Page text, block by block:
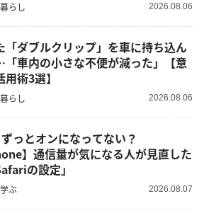
らし 2026.08.06
「ダブルクリップ」を車に持ち込ん
車内の小さな不便が減った」【意
術3選】
らし 2026.08.06
】通信量が気になる人が見直した
の設定」
ぶ 2026.08.07